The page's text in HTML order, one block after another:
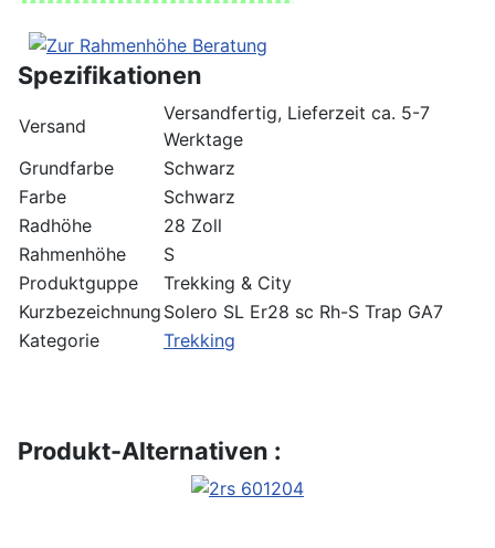
Spezifikationen
Versand
Versandfertig, Lieferzeit ca. 5-7
Werktage
Grundfarbe
Schwarz
Farbe
Schwarz
Radhöhe
28 Zoll
Rahmenhöhe
S
Produktguppe
Trekking & City
Kurzbezeichnung Solero SL Er28 sc Rh-S Trap GA7
Kategorie
Trekking
Produkt-Alternativen :